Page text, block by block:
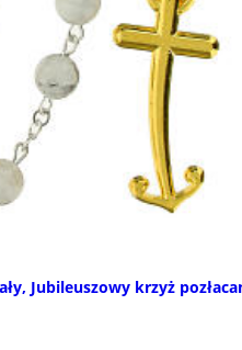
Jubileuszowy krzyż